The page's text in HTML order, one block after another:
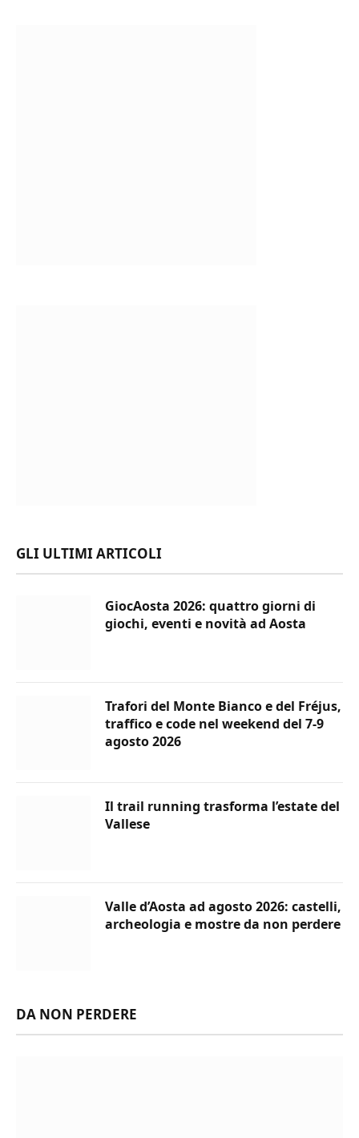
GLI ULTIMI ARTICOLI
GiocAosta 2026: quattro giorni di
giochi, eventi e novità ad Aosta
Trafori del Monte Bianco e del Fréjus,
traffico e code nel weekend del 7-9
agosto 2026
Il trail running trasforma l’estate del
Vallese
Valle d’Aosta ad agosto 2026: castelli,
archeologia e mostre da non perdere
DA NON PERDERE